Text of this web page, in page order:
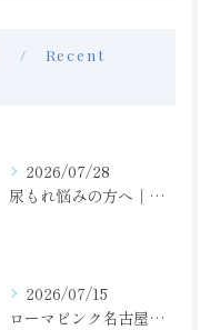
Recent
2026/07/28
尿もれ悩みの方へ｜骨盤底筋トレーニングで毎日をもっと快適に
2026/07/15
ローマピンク名古屋正規/脇の黒ずみ・くすみケア/モニター40％off